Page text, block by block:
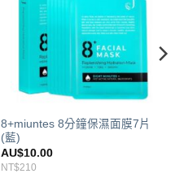
8+miuntes 8分鐘保濕面膜7片
(藍)
AU$10.00
NT$210